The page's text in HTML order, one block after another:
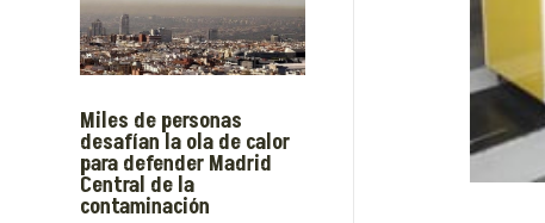
Miles de personas
desafían la ola de calor
para defender Madrid
Central de la
contaminación